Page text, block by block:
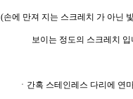
(손에 만져 지는 스크레치 가 아닌
보이는 정도의 스크레치 입
ㆍ간혹 스테인레스 다리에 연